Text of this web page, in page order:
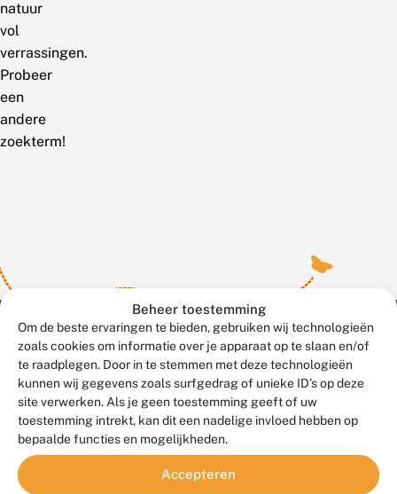
Beheer toestemming
Om de beste ervaringen te bieden, gebruiken wij technologieën
zoals cookies om informatie over je apparaat op te slaan en/of
te raadplegen. Door in te stemmen met deze technologieën
kunnen wij gegevens zoals surfgedrag of unieke ID's op deze
site verwerken. Als je geen toestemming geeft of uw
toestemming intrekt, kan dit een nadelige invloed hebben op
bepaalde functies en mogelijkheden.
Accepteren
natuur
vol
verrassingen.
Probeer
een
andere
zoekterm!
Contact
Veelgestelde vragen
Meld waarnemingen© 2026 Vlinderstichting
Duurzaam ontwikkeld door
Go2People
, ontworpen door
Blue Field Agency
Privacy
Disclaimer
Sitemap